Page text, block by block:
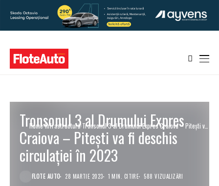
Home Infrastructură Tronsonul 3 al Drumului Expres Craiova – Pitești va
fi deschis circulației în 2023
Tronsonul 3 al Drumului Expres
Craiova – Pitești va fi deschis
circulației în 2023
FLOTE AUTO 28 MARTIE 2023 1 MIN. CITIRE 588 VIZUALIZĂRI